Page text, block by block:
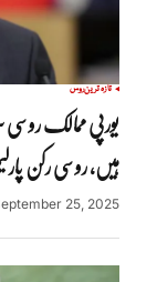
تازہ ترینروس
یورپی ممالک
ہیں، روسی رکن
25, 2025